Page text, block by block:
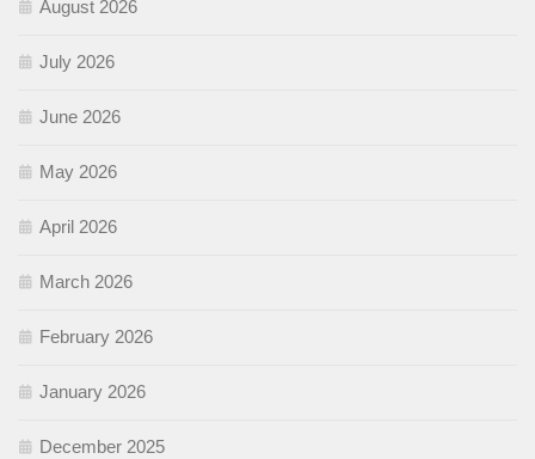
August 2026
July 2026
June 2026
May 2026
April 2026
March 2026
February 2026
January 2026
December 2025